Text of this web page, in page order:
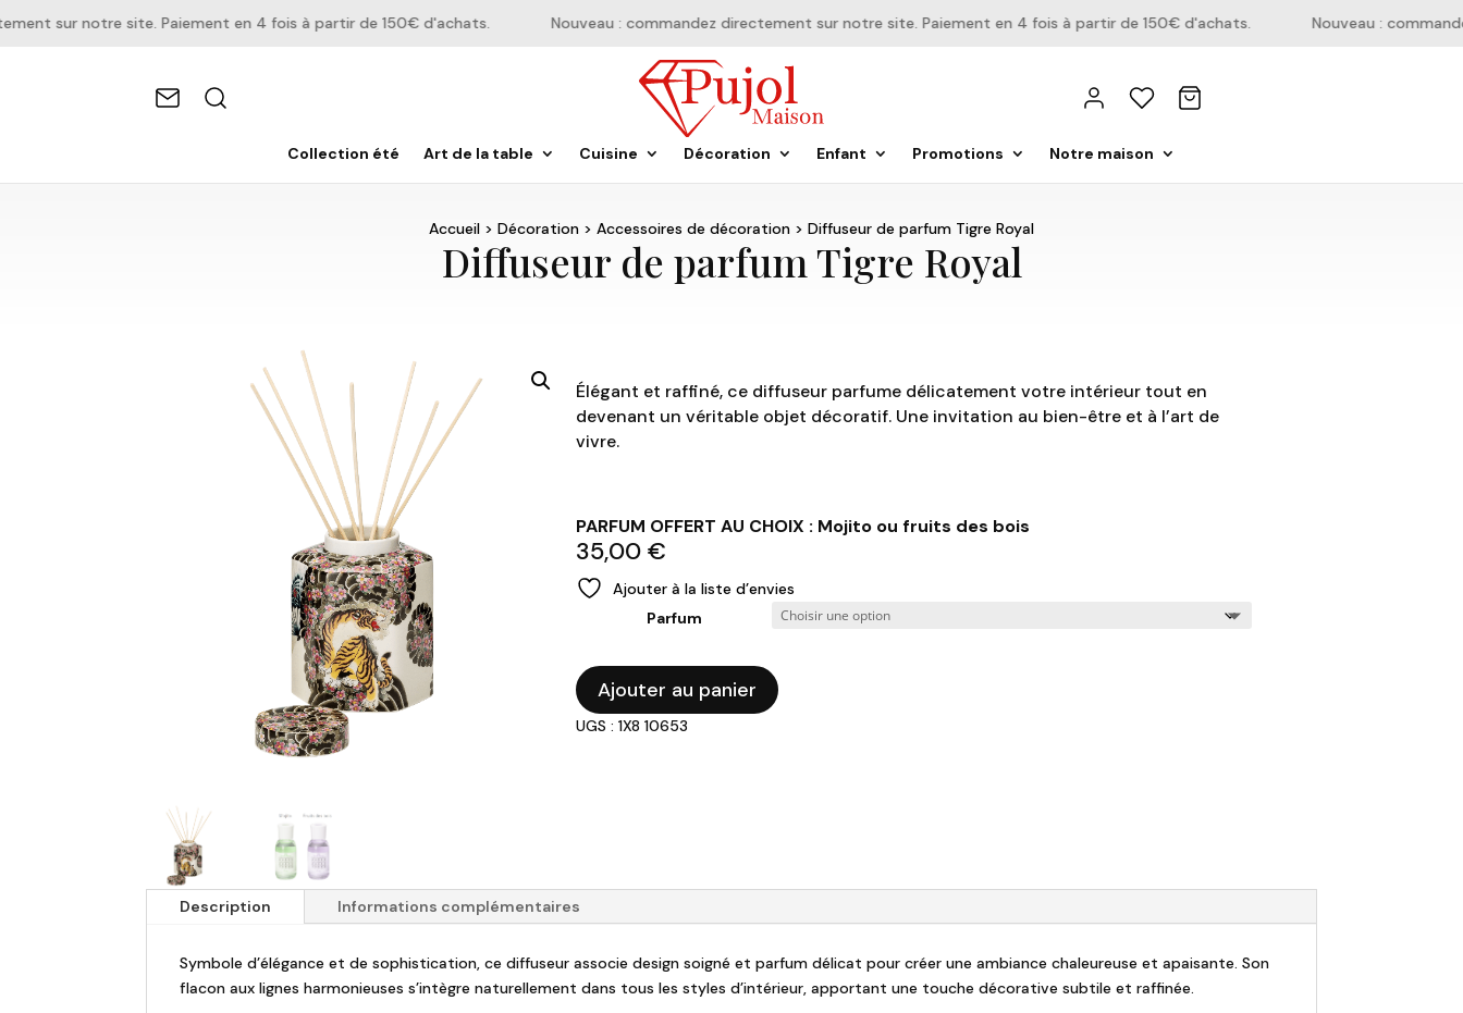
sur notre site. Paiement en 4 fois à partir de 150€ d'achats. Nouveau : commandez directement sur notre site. Paiement en 4 fois à partir de 150€ d'achats. Nouveau :
Collection été Art de la table Cuisine Décoration Enfant Promotions Notre maison
Accueil > Décoration > Accessoires de décoration > Diffuseur de parfum Tigre Royal
Diffuseur de parfum Tigre Royal
Élégant et raffiné, ce diffuseur parfume délicatement votre intérieur tout en
devenant un véritable objet décoratif. Une invitation au bien-être et à l’art de
vivre.
PARFUM OFFERT AU CHOIX : Mojito ou fruits des bois
35,00 €
Ajouter à la liste d’envies
Parfum
quantité
de
Diffuseur
Ajouter au panier
UGS : 1X8 10653
Description Informations complémentaires
Symbole d’élégance et de sophistication, ce diffuseur associe design soigné et parfum délicat pour créer une ambiance chaleureuse et apaisante. Son
flacon aux lignes harmonieuses s’intègre naturellement dans tous les styles d’intérieur, apportant une touche décorative subtile et raffinée.